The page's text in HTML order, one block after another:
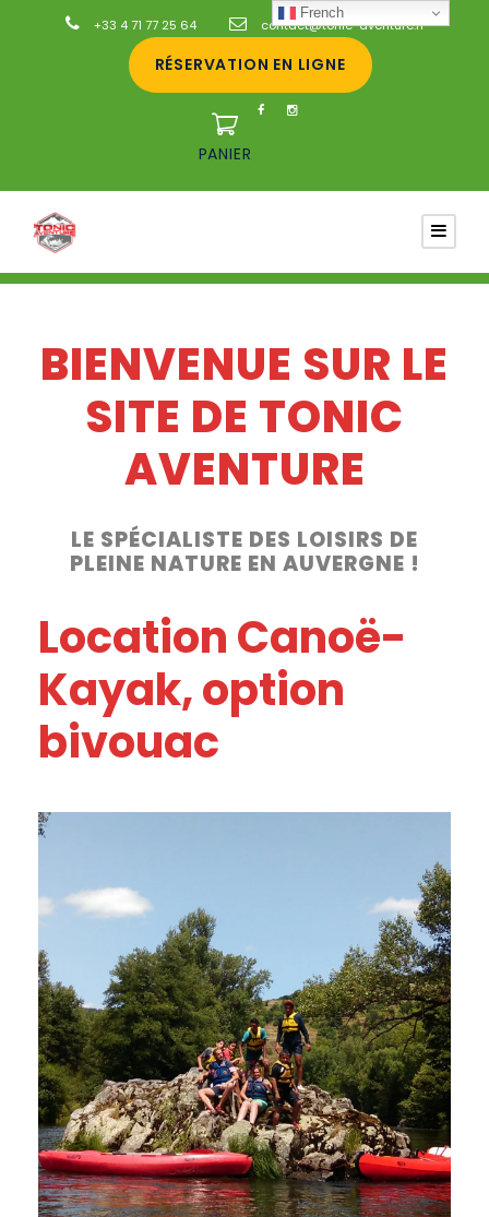
+33 4 71 77 25 64 contact@tonic-aventure.fr
RÉSERVATION EN LIGNE
PANIER
BIENVENUE SUR LE
SITE DE TONIC
AVENTURE
LE SPÉCIALISTE DES LOISIRS DE
PLEINE NATURE EN AUVERGNE !
Location Canoë-
Kayak, option
bivouac
French